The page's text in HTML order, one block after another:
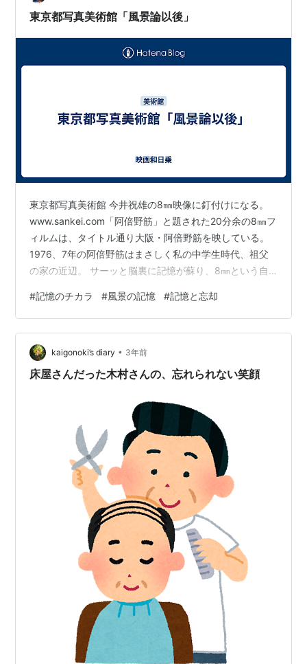
うといたたまれなかった。 私が1カ月入院している間、彼
東京都写真美術館「風景論以後」
東京都写真美術館 今井祝雄の8㎜映像に釘付けになる。
www.sankei.com「阿倍野筋」と題された20分余の8㎜フ
ィルムは、タイトル通り大阪・阿倍野筋を映している。
1976、7年の阿倍野筋はまさしく私の中学生時代、祖父
の家の近辺。 サーッと脳裏に記憶が蘇り、8㎜という自
いうより、忘れていた風景が次から次へと蘇って来る驚
きが勝る。
#記憶のチカラ #風景の記憶 #記憶と忘却
kaigonoki’s diary • 3年前
床屋さんだった木村さんの、忘れられない笑顔